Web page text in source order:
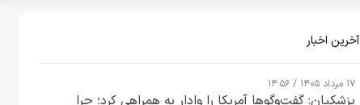
آخرین اخبار
۱۷ مرداد ۱۴۰۵ / ۱۴:۵۶
پزشکیان: گفت‌وگوها آمریکا را وادار به همراهی کرد؛ چرا